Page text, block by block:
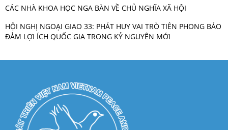
CÁC NHÀ KHOA HỌC NGA BÀN VỀ CHỦ NGHĨA XÃ HỘI
HỘI NGHỊ NGOẠI GIAO 33: PHÁT HUY VAI TRÒ TIÊN PHONG BẢO
ĐẢM LỢI ÍCH QUỐC GIA TRONG KỶ NGUYÊN MỚI